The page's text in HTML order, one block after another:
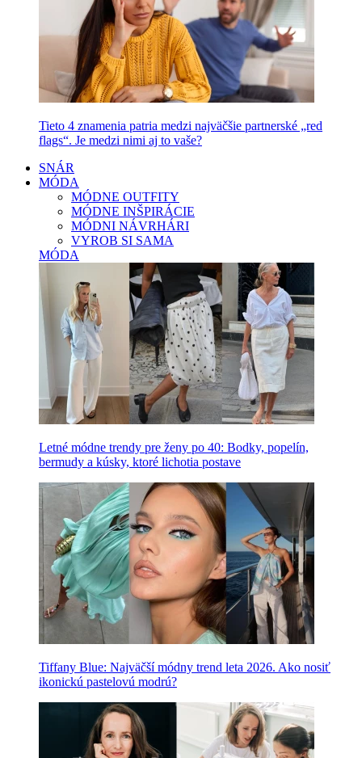
Tieto 4 znamenia patria medzi najväčšie partnerské „red
flags“. Je medzi nimi aj to vaše?
SNÁR
MÓDA
MÓDNE OUTFITY
MÓDNE INŠPIRÁCIE
MÓDNI NÁVRHÁRI
VYROB SI SAMA
MÓDA
Letné módne trendy pre ženy po 40: Bodky, popelín,
bermudy a kúsky, ktoré lichotia postave
Tiffany Blue: Najväčší módny trend leta 2026. Ako nosiť
ikonickú pastelovú modrú?